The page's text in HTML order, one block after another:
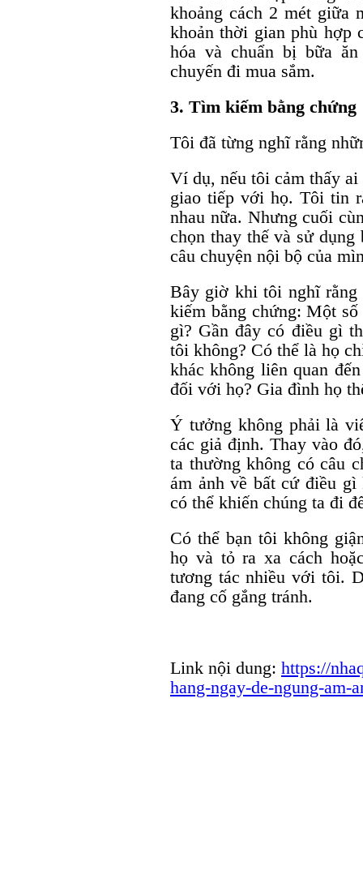
khoảng cách 2 mét giữa
khoản thời gian phù hợp
hóa và chuẩn bị bữa
chuyến đi mua sắm.
3. Tìm kiếm bằng chứng
Tôi đã từng nghĩ rằng
Ví dụ, nếu tôi cảm thấy
giao tiếp với họ. Tôi tin
nhau nữa. Nhưng cuối
chọn thay thế và sử dụng
câu chuyện nội bộ của
Bây giờ khi tôi nghĩ
kiếm bằng chứng: Một
gì? Gần đây có điều gì
tôi không? Có thể là họ
khác không liên quan
đối với họ? Gia đình họ
Ý tưởng không phải là
các giả định. Thay vào
ta thường không có câu
ám ảnh về bất cứ điều
có thể khiến chúng ta đi
Có thể bạn tôi không
họ và tỏ ra xa cách
tương tác nhiều với tôi.
đang cố gắng tránh.
Link nội dung: https://
hang-ngay-de-ngung-am-